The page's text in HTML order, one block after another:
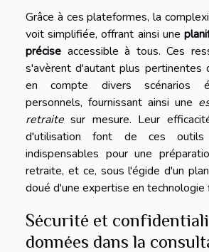
Grâce à ces plateformes, la
voit simplifiée, offrant ainsi une
précise accessible à tous. Ces
s'avèrent d'autant plus pertinentes
en compte divers scénarios
personnels, fournissant ainsi une
retraite sur mesure. Leur
d'utilisation font de ces
indispensables pour une
retraite, et ce, sous l'égide d'un
doué d'une expertise en technologie
Sécurité et
données dans la